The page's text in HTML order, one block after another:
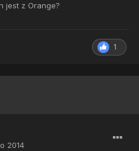
jest z Orange?
1
2014